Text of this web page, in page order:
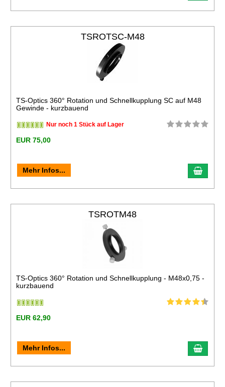
TSROTSC-M48
TS-Optics 360° Rotation und Schnellkupplung SC auf M48
Gewinde - kurzbauend
Nur noch 1 Stück auf Lager
EUR 75,00
Mehr Infos...
TSROTM48
TS-Optics 360° Rotation und Schnellkupplung - M48x0,75 -
kurzbauend
EUR 62,90
Mehr Infos...